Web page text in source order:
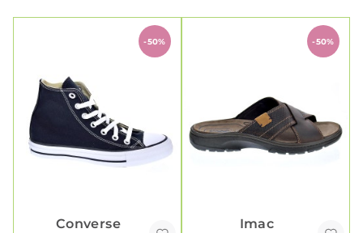
-50%
Converse
-50%
Imac